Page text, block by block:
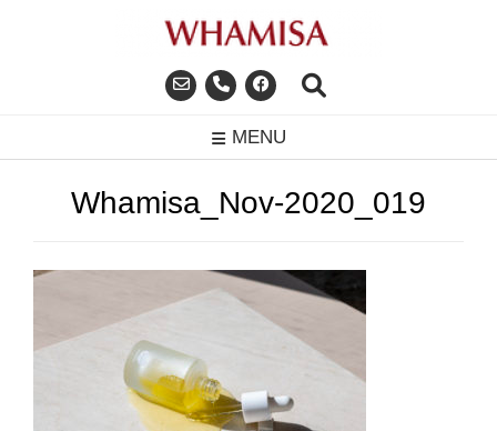
MENU
Whamisa_Nov-2020_019